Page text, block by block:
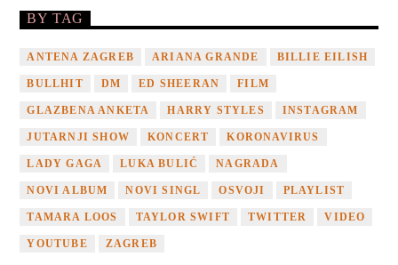
BY TAG
ANTENA ZAGREB ARIANA GRANDE BILLIE EILISH
BULLHIT DM ED SHEERAN FILM
GLAZBENA ANKETA HARRY STYLES INSTAGRAM
JUTARNJI SHOW KONCERT KORONAVIRUS
LADY GAGA LUKA BULIĆ NAGRADA
NOVI ALBUM NOVI SINGL OSVOJI PLAYLIST
TAMARA LOOS TAYLOR SWIFT TWITTER VIDEO
YOUTUBE ZAGREB